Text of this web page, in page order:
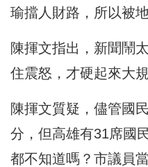
瑜擋人財路，所以被
陳揮文指出，新聞鬧
住震怒，才硬起來大
陳揮文質疑，儘管國
分，但高雄有31席國
都不知道嗎？市議員